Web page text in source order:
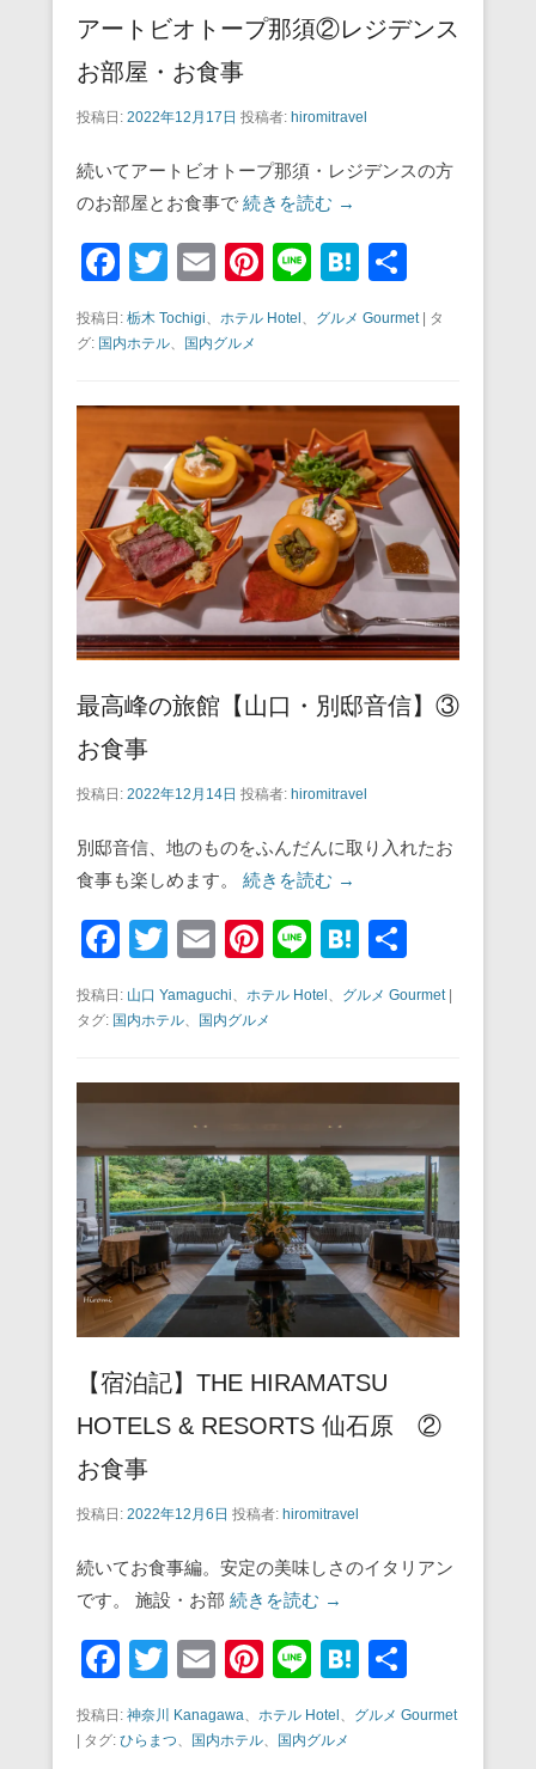
アートビオトープ那須②レジデンス
お部屋・お食事
投稿日: 2022年12月17日 投稿者: hiromitravel
続いてアートビオトープ那須・レジデンスの方
のお部屋とお食事で 続きを読む →
F
a
c
b
o
o
k
T
tt
E
ail
Pi
st
Li
n
e
H
a
投稿日: 栃木 Tochigi、 ホテル Hotel 、 グルメ Gourmet| タ
グ: 国内ホテル、 国内グルメ
最高峰の旅館【山口・別邸音信】③
お食事
投稿日: 2022年12月14日 投稿者: hiromitravel
別邸音信、地のものをふんだんに取り入れたお
食事も楽しめます。 続きを読む →
F
a
c
b
o
k
T
tt
E
ail
Pi
er
st
Li
e
H
e
a
投稿日: 山口 Yamaguchi、 ホテル Hotel、 グルメ Gourmet|
タグ: 国内ホテル、 国内グルメ
【宿泊記】THE HIRAMATSU
HOTELS & RESORTS 仙石原 ②
お食事
投稿日: 2022年12月6日 投稿者: hiromitravel
続いてお食事編。安定の美味しさのイタリアン
です。 施設・お部 続きを読む →
F
a
c
T
wi
tt
E
ail
Pi
er
Li
e
H
at
e
投稿日: 神奈川 Kanagawa ホテル Hotel
グルメ Gourmet
| タグ: ひらまつ 国内ホテル 国内グルメ